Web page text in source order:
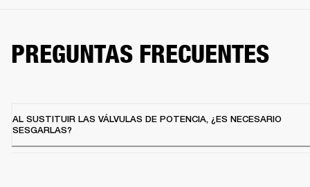
PREGUNTAS FRECUENTES
AL SUSTITUIR LAS VÁLVULAS DE POTENCIA, ¿ES NECESARIO
SESGARLAS?